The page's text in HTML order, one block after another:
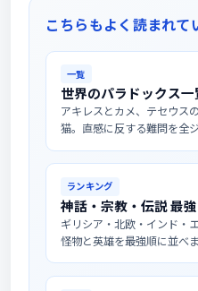
こちらもよく読まれて
一覧
世界のパラドックス一
アキレスとカメ、テセウス
猫。直感に反する難問を全
ランキング
神話・宗教・伝説 最
ギリシア・北欧・インド・
怪物と英雄を最強順に並べま